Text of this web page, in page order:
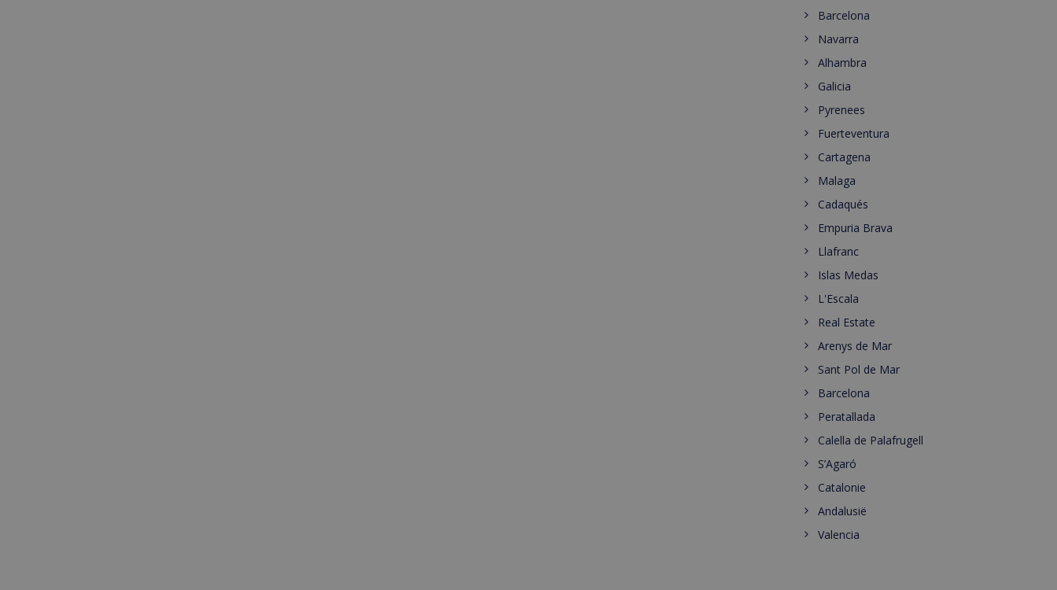
Barcelona
Navarra
Alhambra
Galicia
Pyrenees
Fuerteventura
Cartagena
Malaga
Cadaqués
Empuria Brava
Llafranc
Islas Medas
L'Escala
Real Estate
Arenys de Mar
Sant Pol de Mar
Barcelona
Peratallada
Calella de Palafrugell
S’Agaró
Catalonie
Andalusië
Valencia